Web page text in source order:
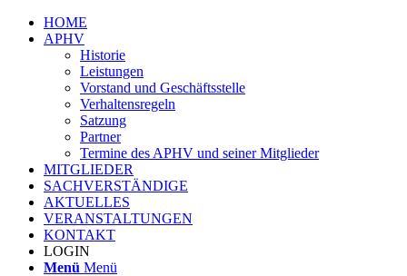
HOME
APHV
Historie
Leistungen
Vorstand und Geschäftsstelle
Verhaltensregeln
Satzung
Partner
Termine des APHV und seiner Mitglieder
MITGLIEDER
SACHVERSTÄNDIGE
AKTUELLES
VERANSTALTUNGEN
KONTAKT
LOGIN
Menü Menü